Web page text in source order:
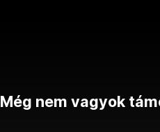
Még nem vagyok